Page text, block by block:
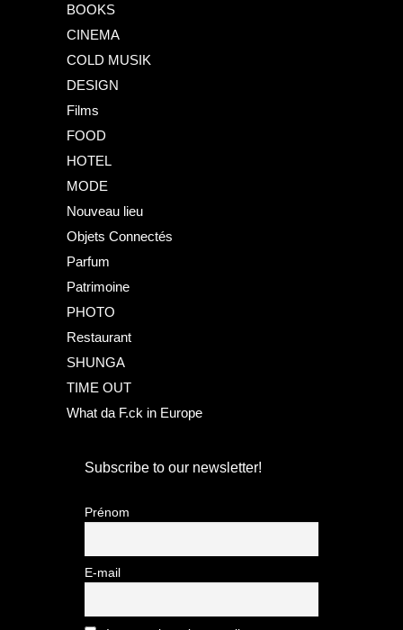
BOOKS
CINEMA
COLD MUSIK
DESIGN
Films
FOOD
HOTEL
MODE
Nouveau lieu
Objets Connectés
Parfum
Patrimoine
PHOTO
Restaurant
SHUNGA
TIME OUT
What da F.ck in Europe
Subscribe to our newsletter!
Prénom
E-mail